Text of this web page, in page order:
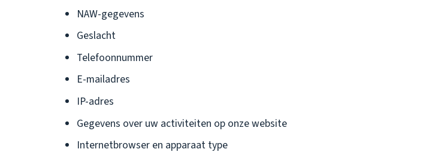
NAW-gegevens
Geslacht
Telefoonnummer
E-mailadres
IP-adres
Gegevens over uw activiteiten op onze website
Internetbrowser en apparaat type